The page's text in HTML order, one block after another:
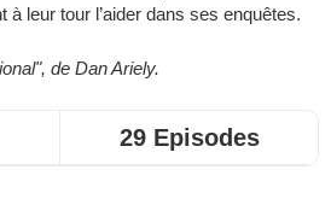
à leur tour l’aider dans ses enquêtes.
de Dan Ariely.
29 Episodes